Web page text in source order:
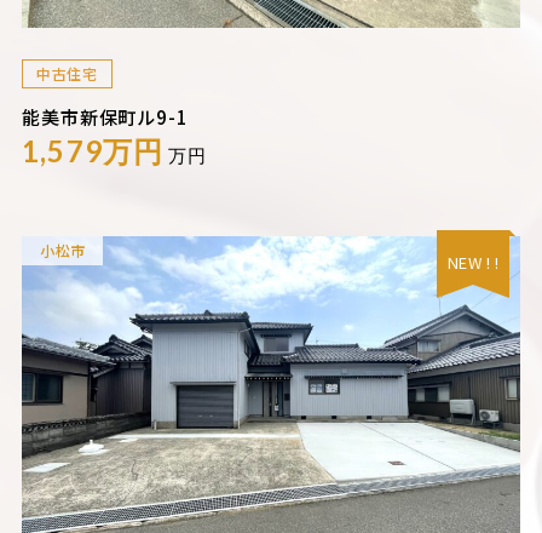
中古住宅
能美市新保町ル9-1
1,579万円 万円
小松市
NEW ! !